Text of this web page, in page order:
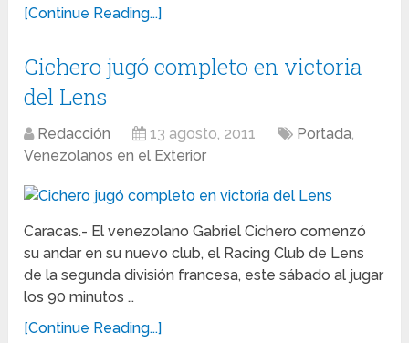
[Continue Reading...]
Cichero jugó completo en victoria
del Lens
Redacción 13 agosto, 2011 Portada,
Venezolanos en el Exterior
Caracas.- El venezolano Gabriel Cichero comenzó
su andar en su nuevo club, el Racing Club de Lens
de la segunda división francesa, este sábado al jugar
los 90 minutos …
[Continue Reading...]